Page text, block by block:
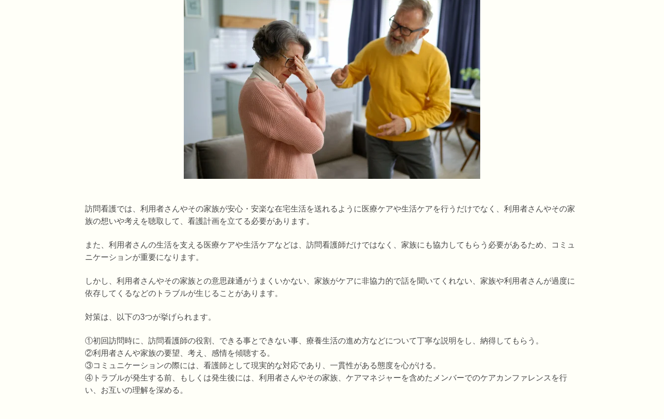
訪問看護では、利用者さんやその家族が安心・安楽な在宅生活を送れるように医療ケアや生活ケアを行うだけでなく、利用者さんやその家
族の想いや考えを聴取して、看護計画を立てる必要があります。
また、利用者さんの生活を支える医療ケアや生活ケアなどは、訪問看護師だけではなく、家族にも協力してもらう必要があるため、コミュ
ニケーションが重要になります。
しかし、利用者さんやその家族との意思疎通がうまくいかない、家族がケアに非協力的で話を聞いてくれない、家族や利用者さんが過度に
依存してくるなどのトラブルが生じることがあります。
対策は、以下の3つが挙げられます。
①初回訪問時に、訪問看護師の役割、できる事とできない事、療養生活の進め方などについて丁寧な説明をし、納得してもらう。
②利用者さんや家族の要望、考え、感情を傾聴する。
③コミュニケーションの際には、看護師として現実的な対応であり、一貫性がある態度を心がける。
④トラブルが発生する前、もしくは発生後には、利用者さんやその家族、ケアマネジャーを含めたメンバーでのケアカンファレンスを行
い、お互いの理解を深める。